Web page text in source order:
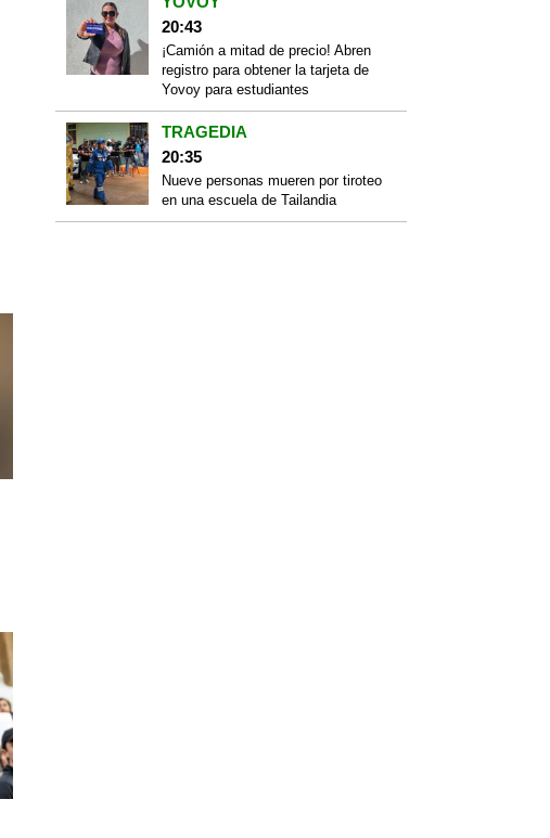
20:43
¡Camión a mitad de precio! Abren
registro para obtener la tarjeta de
Yovoy para estudiantes
TRAGEDIA
20:35
Nueve personas mueren por tiroteo
en una escuela de Tailandia